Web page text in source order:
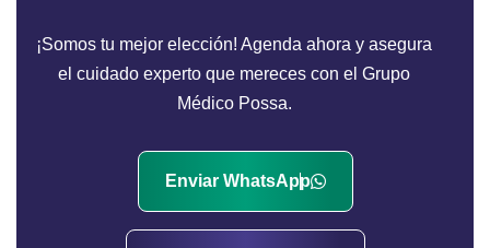
¡Somos tu mejor elección! Agenda ahora y asegura
el cuidado experto que mereces con el Grupo
Médico Possa.
Enviar WhatsApp